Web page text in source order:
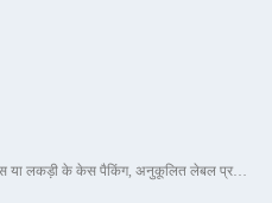
पैकेजिंग विवरण: ओपीपी बैग, कार्टन, लकड़ी के फूस या लकड़ी के केस पैकिंग, अनुकूलित लेबल प्रदान कर सकते हैं